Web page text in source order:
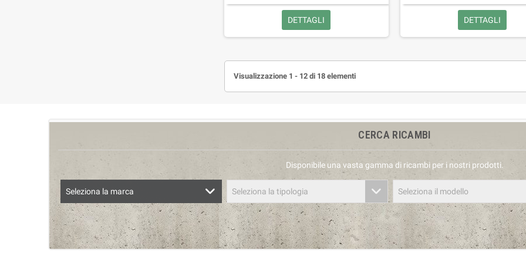
DETTAGLI DETTAGLI
Visualizzazione 1 - 12 di 18 elementi
CERCA RICAMBI
Disponibile una vasta gamma di ricambi per i nostri prodotti.
Seleziona la marca Seleziona la tipologia Seleziona il modello